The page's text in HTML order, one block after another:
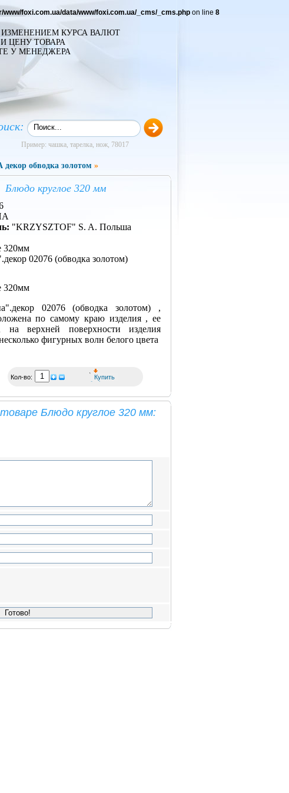
www/foxi.com.ua/data/www/foxi.com.ua/_cms/_cms.php on line 8
ИЗМЕНЕНИЕМ КУРСА ВАЛЮТ
ЦЕНУ ТОВАРА
У МЕНЕДЖЕРА
Пример: чашка, тарелка, нож, 78017
обводка золотом »
Блюдо круглое 320 мм
"KRZYSZTOF" S. A. Польша
320мм
02076 (обводка золотом)
320мм
02076 (обводка золотом) ,
по самому краю изделия , ее
верхней поверхности изделия
фигурных волн белого цвета
Кол-во:
Блюдо круглое 320 мм: